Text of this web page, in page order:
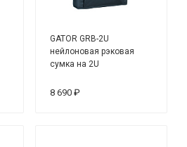
GATOR GRB-2U
нейлоновая рэковая
сумка на 2U
8 690 ₽